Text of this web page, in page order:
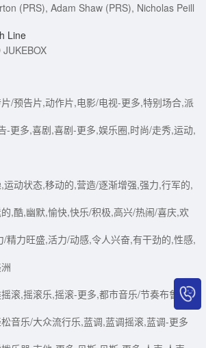
(PRS), Adam Shaw (PRS), Nicholas Peill
Line
/预告片,动作片,电影/电视-更多,特别场合,派
-更多,喜剧,喜剧-更多,娱乐圈,时尚/走秀,运动,
运动状态,移动的,营造/逐渐增强,强力,行军的,
,酷,幽默,愉快,快乐/积极,高兴/热闹/喜庆,欢
精力旺盛,活力/动感,令人兴奋,有干劲的,性感,
滚,摇滚乐,摇滚-更多,都市音乐/节奏布鲁斯,
音乐/大众流行乐,蓝调,蓝调摇滚,蓝调-更多